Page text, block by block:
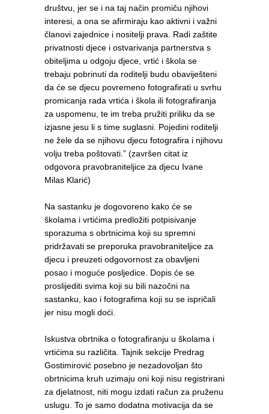
društvu, jer se i na taj način promiču njihovi
interesi, a ona se afirmiraju kao aktivni i važni
članovi zajednice i nositelji prava. Radi zaštite
privatnosti djece i ostvarivanja partnerstva s
obiteljima u odgoju djece, vrtić i škola se
trebaju pobrinuti da roditelji budu obaviješteni
da će se djecu povremeno fotografirati u svrhu
promicanja rada vrtića i škola ili fotografiranja
za uspomenu, te im treba pružiti priliku da se
izjasne jesu li s time suglasni. Pojedini roditelji
ne žele da se njihovu djecu fotografira i njihovu
volju treba poštovati.” (završen citat iz
odgovora pravobraniteljice za djecu Ivane
Milas Klarić)
Na sastanku je dogovoreno kako će se
školama i vrtićima predložiti potpisivanje
sporazuma s obrtnicima koji su spremni
pridržavati se preporuka pravobraniteljice za
djecu i preuzeti odgovornost za obavljeni
posao i moguće posljedice. Dopis će se
proslijediti svima koji su bili nazočni na
sastanku, kao i fotografima koji su se ispričali
jer nisu mogli doći.
Iskustva obrtnika o fotografiranju u školama i
vrtićima su različita. Tajnik sekcije Predrag
Gostimirović posebno je nezadovoljan što
obrtnicima kruh uzimaju oni koji nisu registrirani
za djelatnost, niti mogu izdati račun za pruženu
uslugu. To je samo dodatna motivacija da se